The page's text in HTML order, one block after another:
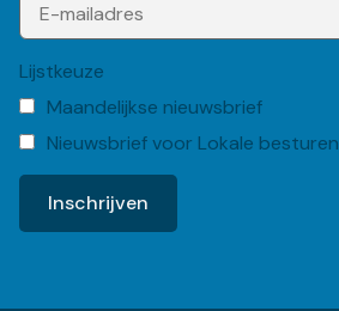
Lijstkeuze
Maandelijkse nieuwsbrief
Nieuwsbrief voor Lokale besturen